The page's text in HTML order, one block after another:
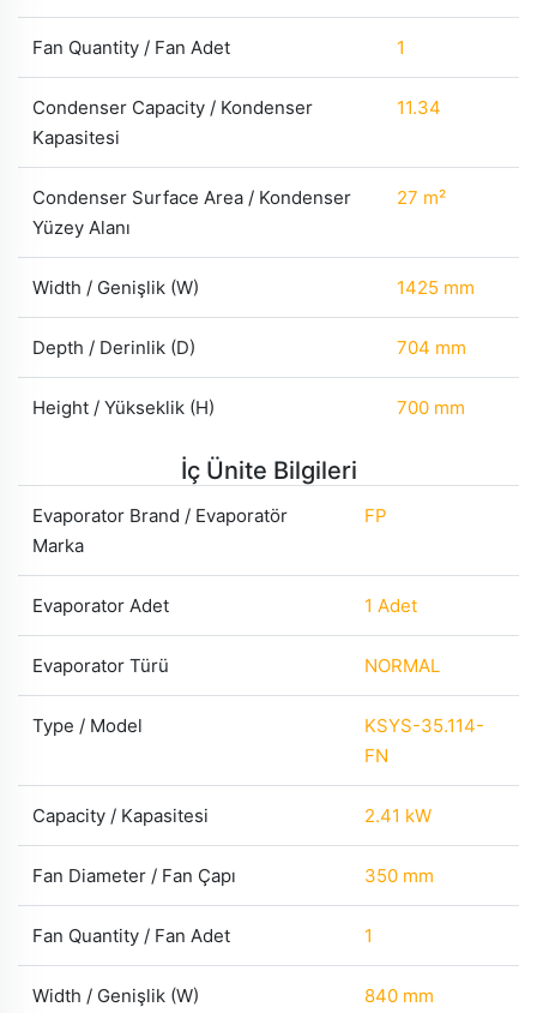
Fan Quantity / Fan Adet 1
Condenser Capacity / Kondenser
Kapasitesi
11.34
Condenser Surface Area / Kondenser
Yüzey Alanı
27 m²
Width / Genişlik (W) 1425 mm
Depth / Derinlik (D) 704 mm
Height / Yükseklik (H) 700 mm
İç Ünite Bilgileri
Evaporator Brand / Evaporatör
Marka
FP
Evaporator Adet 1 Adet
Evaporator Türü NORMAL
Type / Model
KSYS-35.114-
FN
Capacity / Kapasitesi 2.41 kW
Fan Diameter / Fan Çapı 350 mm
Fan Quantity / Fan Adet 1
Width / Genişlik (W) 840 mm